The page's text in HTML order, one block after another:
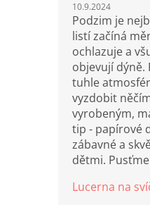
10.9.2024
Podzim je
listí začíná
ochlazuje a
objevují dýně.
tuhle
vyzdobit
vyrobeným,
tip - papírové
zábavné a
dětmi.
Lucerna na